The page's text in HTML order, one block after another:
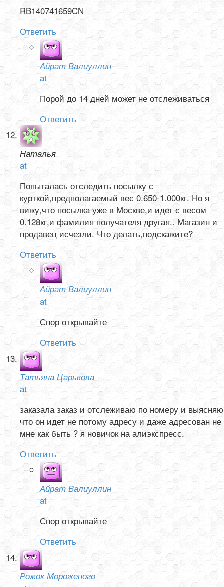
RB140741659CN
Ответить
Айрат Валиуллин
at
Порой до 14 дней может не отслеживаться
Ответить
Наталья
at
Попыталась отследить посылку с
курткой,предполагаемый вес 0.650-1.000кг. Но я
вижу,что посылка уже в Москве,и идет с весом
0.128кг,и фамилия получателя другая.. Магазин и
продавец исчезли. Что делать,подскажите?
Ответить
Айрат Валиуллин
at
Спор открывайте
Ответить
Татьяна Царькова
at
заказала заказ и отслеживаю по номеру и выясняю
что он идет не потому адресу и даже адресован не
мне как быть ? я новичок на алиэкспресс.
Ответить
Айрат Валиуллин
at
Спор открывайте
Ответить
Рожок Мороженого